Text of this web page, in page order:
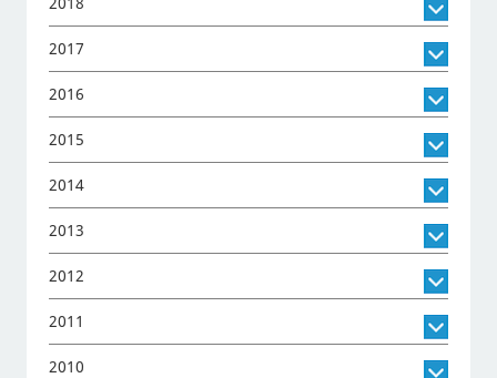
2018
2017
2016
2015
2014
2013
2012
2011
2010